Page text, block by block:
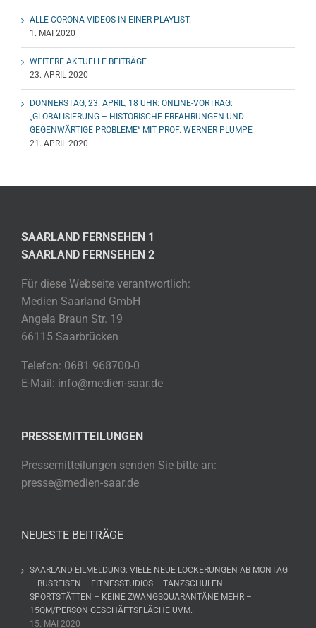
ALLE CORONA VIDEOS IN EINER PLAYLIST.
1. MAI 2020
WEITERE AKTUELLE BEITRÄGE
23. APRIL 2020
DONNERSTAG, 23. APRIL, 18 UHR: ONLINE-VORTRAG:
„GLOBALISIERUNG – HISTORISCHE ERFAHRUNGEN UND
GEGENWÄRTIGE PROBLEME“ MIT PROF. WERNER PLUMPE
21. APRIL 2020
SAARLAND FERNSEHEN 1
SAARLAND FERNSEHEN 2
Für diese Webseite verantwortlich:
Medien Saarland GmbH
Angela Braun Str. 19
66115 Saarbrücken
Telefon: 0681 968700-0
E-Mail: info@medien-saar.de
PRESSEMITTEILUNGEN
Pressemitteilungen senden Sie bitte an:
presse@medien-saar.de
NEUESTE BEITRÄGE
SAARLAND EILMELDUNG: VIELE NEUE LOCKERUNGEN AB MONTAG
– BUSREISEN – FITNESSTUDIOS – TANZSCHULEN –
SPORTSTÄTTEN – KEINE ZWANGSQUARANTÄNE MEHR –
15QM/PERSON GESCHÄFTSFLÄCHE UVM.
15. MAI 2020